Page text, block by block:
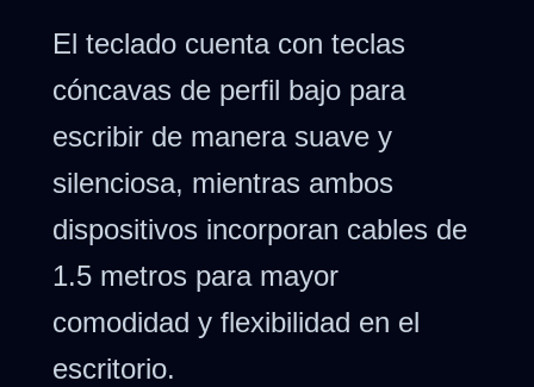
El teclado cuenta con teclas
cóncavas de perfil bajo para
escribir de manera suave y
silenciosa, mientras ambos
dispositivos incorporan cables de
1.5 metros para mayor
comodidad y flexibilidad en el
escritorio.